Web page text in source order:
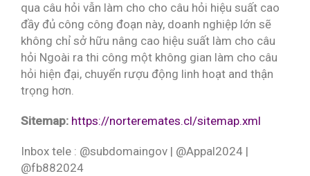
qua câu hỏi vẫn làm cho cho câu hỏi hiệu suất cao
đầy đủ công công đoạn này, doanh nghiệp lớn sẽ
không chỉ sở hữu nâng cao hiệu suất làm cho câu
hỏi Ngoài ra thi công một không gian làm cho câu
hỏi hiện đại, chuyển rượu động linh hoạt and thận
trọng hơn.
Sitemap: https://norteremates.cl/sitemap.xml
Inbox tele : @subdomaingov | @Appal2024 |
@fb882024